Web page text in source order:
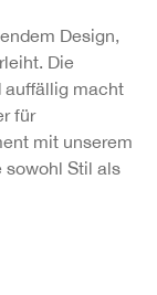
Design,
Die
auffällig macht
für
mit unserem
sowohl Stil als